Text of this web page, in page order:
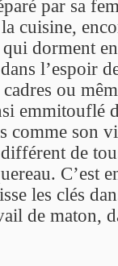
par sa
cuisine,
qui dorment
l’espoir
ou
emmitouflé
comme son
de
C’est
les clés
de maton,